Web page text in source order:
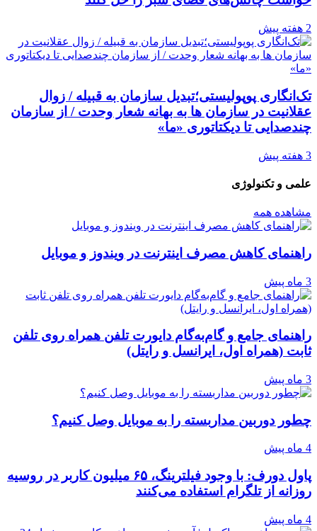
2 هفته پیش
تک‌انگاری پوپولیستی؛تبدیل سازمان به قبیله‌ / زوال
عقلانیت در سازمان ها به بهانه شعار وحدت / از سازمان
چندصدایی تا دیکتاتوری «ما»
3 هفته پیش
علمی و تکنولوژی
مشاهده همه
راهنمای کاهش مصرف اینترنت در ویندوز و موبایل
3 ماه پیش
راهنمای جامع و گام‌به‌گام دایورت تلفن همراه روی تلفن
ثابت (همراه اول، ایرانسل و رایتل)
3 ماه پیش
چطور دوربین مداربسته را به موبایل وصل کنیم؟
4 ماه پیش
پاول دورف: با وجود فیلترینگ، ۶۵ میلیون کاربر در روسیه
روزانه از تلگرام استفاده می‌کنند
4 ماه پیش